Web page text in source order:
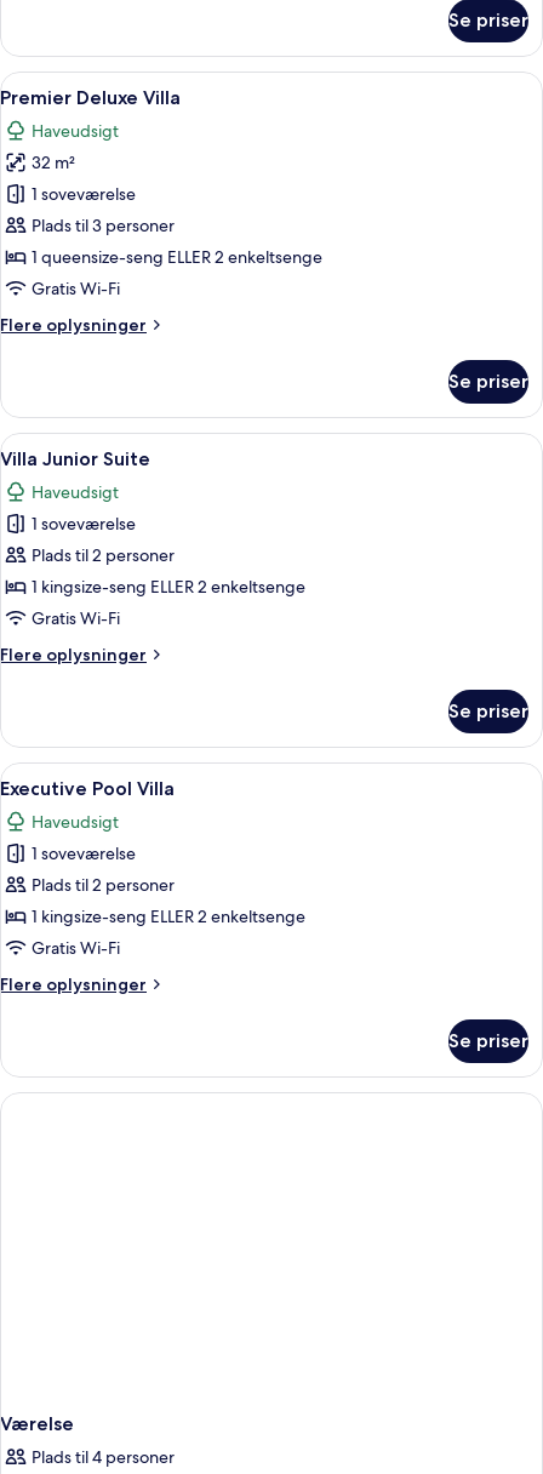
Deluxe
Villa
Se priser
Indlæs
alle
billeder
af
Premier
Deluxe
Villa
En pænt redt seng med hvide
9
Premier Deluxe Villa
Haveudsigt
32 m²
1 soveværelse
Plads til 3 personer
1 queensize-seng ELLER 2 enkeltsenge
Gratis Wi-Fi
Flere oplysninger
Flere
Deluxe
Villa
Se priser
Indlæs
alle
billeder
af
Villa
Junior
Suite
Et rummeligt soveværelse med en
8
Villa Junior Suite
Haveudsigt
1 soveværelse
Plads til 2 personer
1 kingsize-seng ELLER 2 enkeltsenge
Gratis Wi-Fi
Flere oplysninger
Flere
Junior
Suite
Se priser
Indlæs
alle
billeder
af
Executive
Pool
Villa
Et soveværelse med træpaneler, to
6
Executive Pool Villa
Haveudsigt
1 soveværelse
Plads til 2 personer
1 kingsize-seng ELLER 2 enkeltsenge
Gratis Wi-Fi
Flere oplysninger
Flere
Pool
Villa
Se priser
Værelse
Plads til 4 personer